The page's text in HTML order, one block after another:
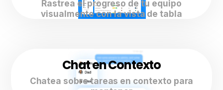
Rastrea el progreso de tu equipo
visualmente con la vista de tabla
Chat en Contexto
Chatea sobre tareas en contexto para